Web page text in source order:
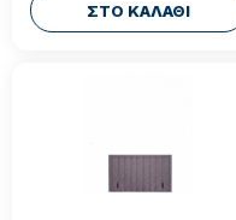
ΣΤΟ ΚΑΛΑΘΙ